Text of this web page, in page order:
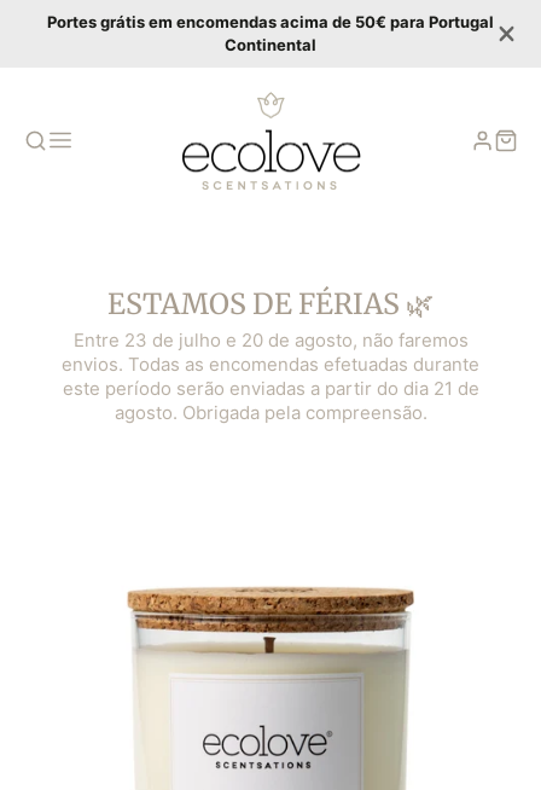
Portes grátis em encomendas acima de 50€ para Portugal
Continental
ESTAMOS DE FÉRIAS 🌿
Entre 23 de julho e 20 de agosto, não faremos
envios. Todas as encomendas efetuadas durante
este período serão enviadas a partir do dia 21 de
agosto. Obrigada pela compreensão.